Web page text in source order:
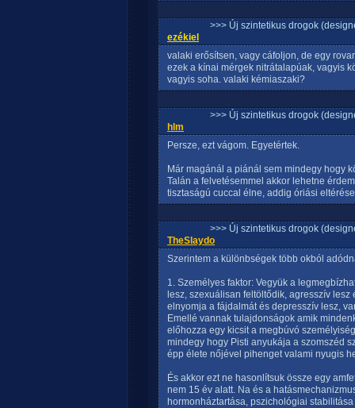
>>> Új szintetikus drogok
ezékiel
valaki erősítsen, vagy cáfoljon, de egy
ezek a kínai mérgek nitrátalapúak, vagyis
vagyis soha. valaki kémiaszaki?
>>> Új szintetikus drogok
hlm
Persze, ezt vágom. Egyetértek.
Már magánál a piánál sem mindegy hogy
Talán a felvetésemmel akkor lehetne
tisztaságú cuccal élne, addig óriási
>>> Új szintetikus drogok
TheSlaydo
Szerintem a különbségek több okból
1. Személyes faktor: Vegyük a
lesz, szexuálisan feltöltődik, agresszív
elnyomja a fájdalmát és depresszív lesz,
Emellé vannak tulajdonságok amik
előhozza egy kicsit a megbúvó
mindegy hogy Pisti anyukája a szomszéd
épp élete nőjével pihenget valami nyugis
És akkor ezt ne hasonlítsuk össze egy
nem 15 év alatt. Na és a
hormonháztartása, pszichológiai